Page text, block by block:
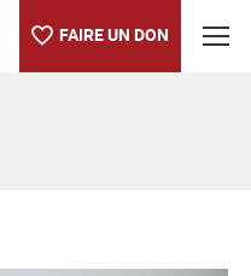
FAIRE UN DON